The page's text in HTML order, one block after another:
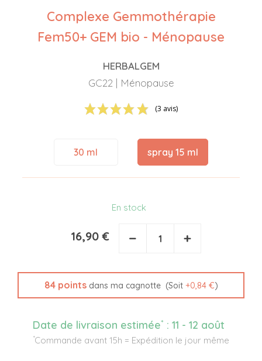
Complexe Gemmothérapie
Fem50+ GEM bio - Ménopause
HERBALGEM
GC22 | Ménopause
(3 avis)
30 ml spray 15 ml
En stock
16,90 € − +
84pointsdans ma cagnotte (Soit +0,84 €)
Date de livraison estimée* : 11 - 12 août
*Commande avant 15h = Expédition le jour même